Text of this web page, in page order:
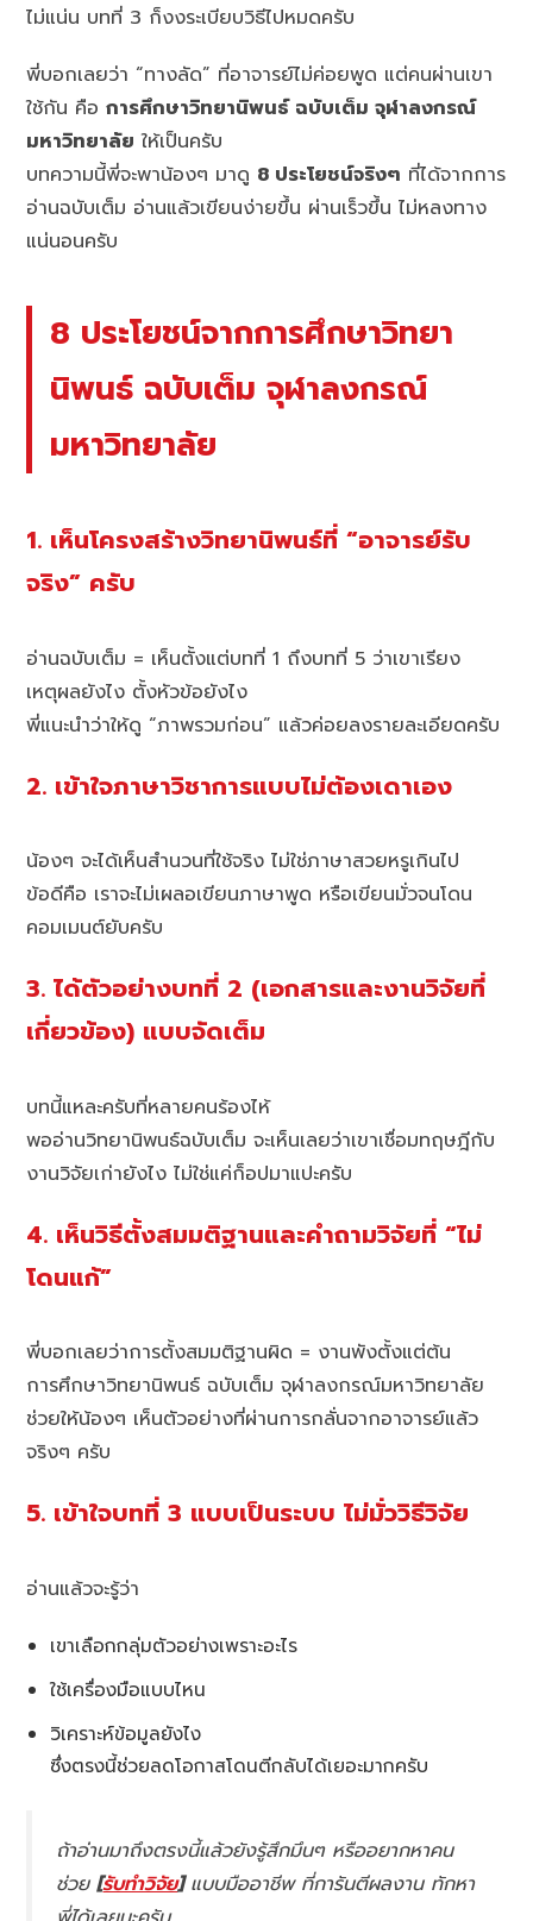
ไม่แน่น บทที่ 3 ก็งงระเบียบวิธีไปหมดครับ
พี่บอกเลยว่า “ทางลัด” ที่อาจารย์ไม่ค่อยพูด แต่คนผ่านเขา
ใช้กัน คือการศึกษาวิทยานิพนธ์ ฉบับเต็ม จุฬาลงกรณ์
มหาวิทยาลัย ให้เป็นครับ
บทความนี้พี่จะพาน้องๆ มาดู 8 ประโยชน์จริงๆ ที่ได้จากการ
อ่านฉบับเต็ม อ่านแล้วเขียนง่ายขึ้น ผ่านเร็วขึ้น ไม่หลงทาง
แน่นอนครับ
8 ประโยชน์จากการศึกษาวิทยา
นิพนธ์ ฉบับเต็ม จุฬาลงกรณ์
มหาวิทยาลัย
1. เห็นโครงสร้างวิทยานิพนธ์ที่ “อาจารย์รับ
จริง” ครับ
อ่านฉบับเต็ม = เห็นตั้งแต่บทที่ 1 ถึงบทที่ 5 ว่าเขาเรียง
เหตุผลยังไง ตั้งหัวข้อยังไง
พี่แนะนำว่าให้ดู “ภาพรวมก่อน” แล้วค่อยลงรายละเอียดครับ
2. เข้าใจภาษาวิชาการแบบไม่ต้องเดาเอง
น้องๆ จะได้เห็นสำนวนที่ใช้จริง ไม่ใช่ภาษาสวยหรูเกินไป
ข้อดีคือ เราจะไม่เผลอเขียนภาษาพูด หรือเขียนมั่วจนโดน
คอมเมนต์ยับครับ
3. ได้ตัวอย่างบทที่ 2 (เอกสารและงานวิจัยที่
เกี่ยวข้อง) แบบจัดเต็ม
บทนี้แหละครับที่หลายคนร้องไห้
พออ่านวิทยานิพนธ์ฉบับเต็ม จะเห็นเลยว่าเขาเชื่อมทฤษฎีกับ
งานวิจัยเก่ายังไง ไม่ใช่แค่ก็อปมาแปะครับ
4. เห็นวิธีตั้งสมมติฐานและคำถามวิจัยที่ “ไม่
โดนแก้”
พี่บอกเลยว่าการตั้งสมมติฐานผิด = งานพังตั้งแต่ต้น
การศึกษาวิทยานิพนธ์ ฉบับเต็ม จุฬาลงกรณ์มหาวิทยาลัย
ช่วยให้น้องๆ เห็นตัวอย่างที่ผ่านการกลั่นจากอาจารย์แล้ว
จริงๆ ครับ
5. เข้าใจบทที่ 3 แบบเป็นระบบ ไม่มั่ววิธีวิจัย
อ่านแล้วจะรู้ว่า
เขาเลือกกลุ่มตัวอย่างเพราะอะไร
ใช้เครื่องมือแบบไหน
วิเคราะห์ข้อมูลยังไง
ซึ่งตรงนี้ช่วยลดโอกาสโดนตีกลับได้เยอะมากครับ
ถ้าอ่านมาถึงตรงนี้แล้วยังรู้สึกมึนๆ หรืออยากหาคน
ช่วย[รับทำวิจัย]แบบมืออาชีพ ที่การันตีผลงาน ทักหา